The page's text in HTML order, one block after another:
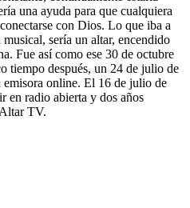
una ayuda para que cualquiera
con Dios. Lo que iba a
sería un altar, encendido
Fue así como ese 30 de octubre
tiempo después, un 24 de julio de
online. El 16 de julio de
en radio abierta y dos años
TV.